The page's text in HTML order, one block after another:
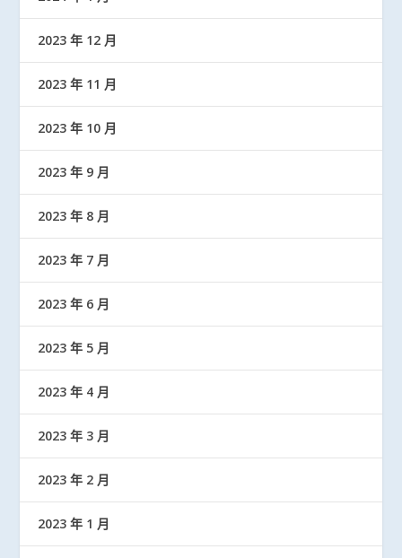
2023 年 12 月
2023 年 11 月
2023 年 10 月
2023 年 9 月
2023 年 8 月
2023 年 7 月
2023 年 6 月
2023 年 5 月
2023 年 4 月
2023 年 3 月
2023 年 2 月
2023 年 1 月